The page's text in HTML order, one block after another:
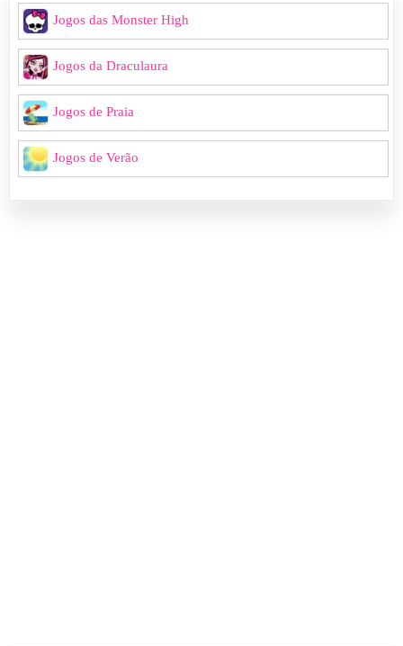
Jogos das Monster High
Jogos da Draculaura
Jogos de Praia
Jogos de Verão